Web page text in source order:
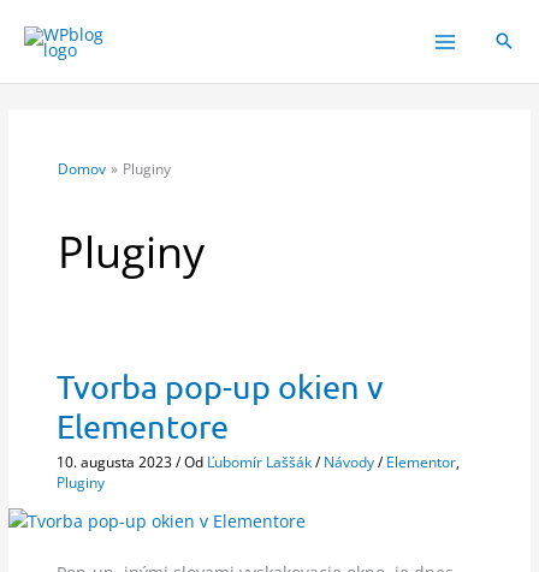
obsah
Domov Pluginy
Pluginy
Tvorba pop-up okien v
Elementore
10. augusta 2023/ Od Ľubomír Laššák/Návody/Elementor
Pluginy